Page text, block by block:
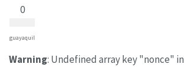
0
guayaquil
Warning: Undefined array key "nonce" in